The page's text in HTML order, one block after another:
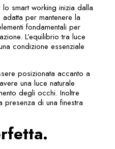
smart working inizia dalla
per mantenere la
fondamentali per
L’equilibrio tra luce
condizione essenziale
posizionata accanto a
una luce naturale
degli occhi. Inoltre
presenza di una finestra